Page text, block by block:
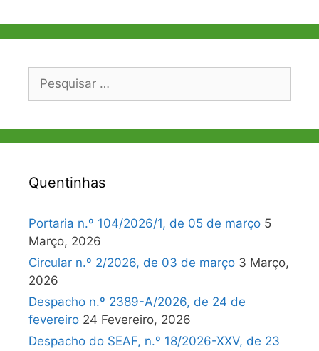
Pesquisar
Quentinhas
Portaria n.º 104/2026/1, de 05 de março 5
Março, 2026
Circular n.º 2/2026, de 03 de março 3 Março,
2026
Despacho n.º 2389-A/2026, de 24 de
fevereiro 24 Fevereiro, 2026
Despacho do SEAF, n.º 18/2026-XXV, de 23